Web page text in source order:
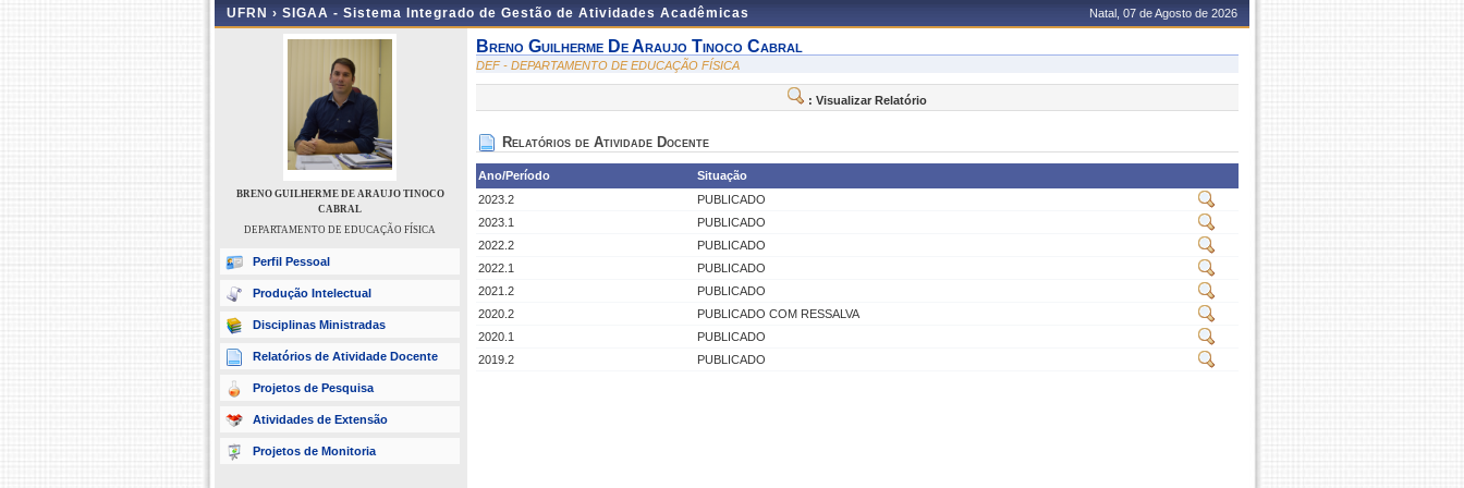
UFRN › SIGAA - Sistema Integrado de Gestão de Atividades Acadêmicas Natal, 07 de Agosto de 2026
BRENO GUILHERME DE ARAUJO TINOCO
CABRAL
DEPARTAMENTO DE EDUCAÇÃO FÍSICA
Perfil Pessoal
Produção Intelectual
Disciplinas Ministradas
Relatórios de Atividade Docente
Projetos de Pesquisa
Atividades de Extensão
Projetos de Monitoria
Breno Guilherme De Araujo Tinoco Cabral
DEF - DEPARTAMENTO DE EDUCAÇÃO FÍSICA
: Visualizar Relatório
Relatórios de Atividade Docente
Ano/Período
Situação
2023.2
PUBLICADO
2023.1
PUBLICADO
2022.2
PUBLICADO
2022.1
PUBLICADO
2021.2
PUBLICADO
2020.2
PUBLICADO COM RESSALVA
2020.1
PUBLICADO
2019.2
PUBLICADO